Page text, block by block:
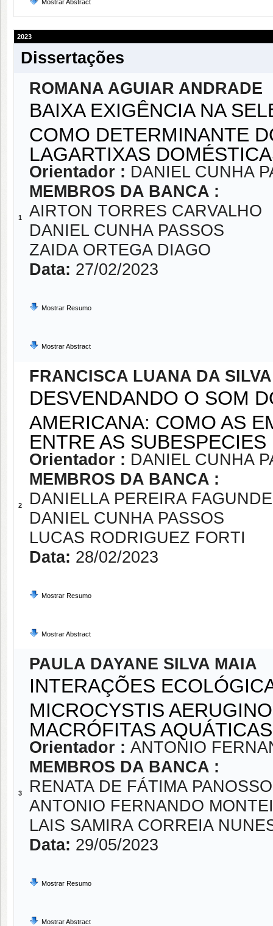
Mostrar Abstract
2023
Dissertações
1
ROMANA AGUIAR ANDRADE
BAIXA EXIGÊNCIA NA
COMO DETERMINANTE
LAGARTIXAS
Orientador : DANIEL CUNHA
MEMBROS DA BANCA :
AIRTON TORRES CARVALHO
DANIEL CUNHA PASSOS
ZAIDA ORTEGA DIAGO
Data: 27/02/2023
Mostrar Resumo
Mostrar Abstract
2
FRANCISCA LUANA DA
DESVENDANDO O SOM
AMERICANA: COMO AS
ENTRE AS
Orientador : DANIEL CUNHA
MEMBROS DA BANCA :
DANIELLA PEREIRA
DANIEL CUNHA PASSOS
LUCAS RODRIGUEZ FORTI
Data: 28/02/2023
Mostrar Resumo
Mostrar Abstract
3
PAULA DAYANE SILVA MAIA
INTERAÇÕES
MICROCYSTIS
MACRÓFITAS
Orientador : ANTONIO
MEMBROS DA BANCA :
RENATA DE FÁTIMA PANOSSO
ANTONIO FERNANDO
LAIS SAMIRA CORREIA
Data: 29/05/2023
Mostrar Resumo
Mostrar Abstract